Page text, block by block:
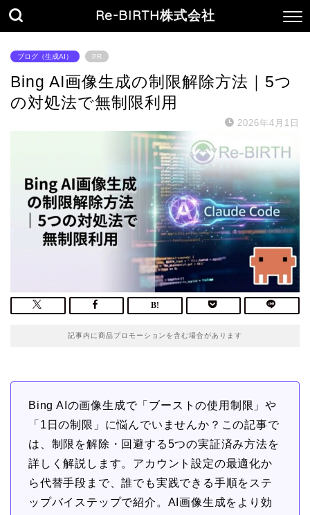
Re-BIRTH株式会社
ブログ（生成AI） PR
Bing AI画像生成の制限解除方法｜5つ
の対処法で無制限利用
2026年4月1日
記事内に商品プロモーションを含む場合があります
Bing AIの画像生成で「ブーストの使用制限」や
「1日の制限」に悩んでいませんか？この記事で
は、制限を解除・回避する5つの実証済み方法を
詳しく解説します。アカウント設定の最適化か
ら代替手段まで、誰でも実践できる手順をステ
ップバイステップで紹介。AI画像生成をより効